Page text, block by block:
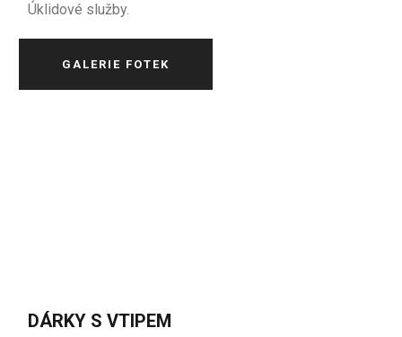
Úklidové služby.
GALERIE FOTEK
DÁRKY S VTIPEM